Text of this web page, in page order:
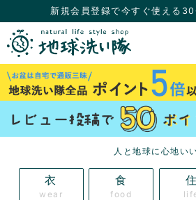
新規会員登録で今すぐ使える
人と地球に心地い
衣
wear
食
food
住